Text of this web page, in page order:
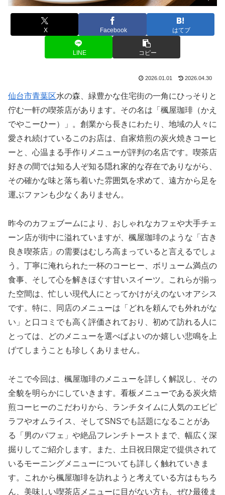
X Facebook はてブ
LINE コピー
2026.01.01 2026.04.30
仙台市青葉区水の森、緑豊かな住宅街の一角にひっそりと
佇む一軒の喫茶店があります。その名は「楓屋珈琲（かえ
でやこーひー）」。創業から長きにわたり、地域の人々に
愛され続けているこのお店は、自家焙煎の炭火焼きコーヒ
ーと、心温まる手作りメニューが評判の名店です。喫茶店
好きの間では知る人ぞ知る隠れ家的な存在でありながら、
その確かな味と落ち着いた雰囲気を求めて、遠方から足を
運ぶファンも少なくありません。
昨今のカフェブームにより、おしゃれなカフェや大手チェ
ーン店が街中に溢れていますが、楓屋珈琲のような「古き
良き喫茶店」の需要はむしろ高まっていると言えるでしょ
う。丁寧に淹れられた一杯のコーヒー、ボリューム満点の
食事、そして心を解きほぐす甘いスイーツ。これらが揃っ
た空間は、忙しい現代人にとってかけがえのないオアシス
です。特に、同店のメニューは「どれを頼んでも外れがな
い」と口コミでも高く評価されており、初めて訪れる人に
とっては、どのメニューを選べばよいのか嬉しい悲鳴を上
げてしまうことも珍しくありません。
そこで今回は、楓屋珈琲のメニューを詳しく解説し、その
全貌を明らかにしていきます。看板メニューである炭火焙
煎コーヒーのこだわりから、ランチタイムに人気のエビピ
ラフやオムライス、そしてSNSでも話題になることがあ
る「男のパフェ」や絶品フレンチトーストまで、幅広く深
掘りしてご紹介します。また、土日祝日限定で提供されて
いるモーニングメニューについても詳しく触れていきま
す。これから楓屋珈琲を訪れようと考えている方はもちろ
ん、美味しい喫茶店メニューに目がない方も、ぜひ最後ま